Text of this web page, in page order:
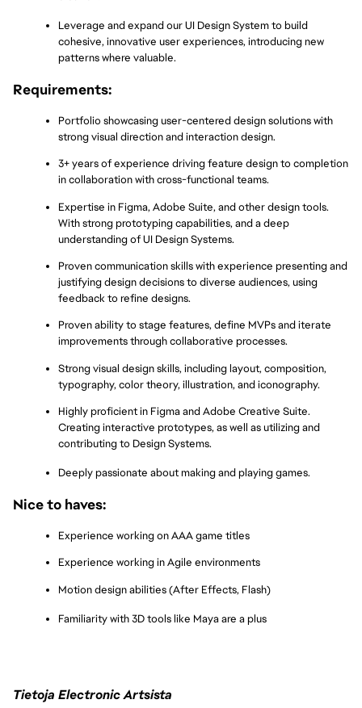
Leverage and expand our UI Design System to build
cohesive, innovative user experiences, introducing new
patterns where valuable.
Requirements:
Portfolio showcasing user-centered design solutions with
strong visual direction and interaction design.
3+ years of experience driving feature design to completion
in collaboration with cross-functional teams.
Expertise in Figma, Adobe Suite, and other design tools.
With strong prototyping capabilities, and a deep
understanding of UI Design Systems.
Proven communication skills with experience presenting and
justifying design decisions to diverse audiences, using
feedback to refine designs.
Proven ability to stage features, define MVPs and iterate
improvements through collaborative processes.
Strong visual design skills, including layout, composition,
typography, color theory, illustration, and iconography.
Highly proficient in Figma and Adobe Creative Suite.
Creating interactive prototypes, as well as utilizing and
contributing to Design Systems.
Deeply passionate about making and playing games.
Nice to haves:
Experience working on AAA game titles
Experience working in Agile environments
Motion design abilities (After Effects, Flash)
Familiarity with 3D tools like Maya are a plus
Tietoja Electronic Artsista